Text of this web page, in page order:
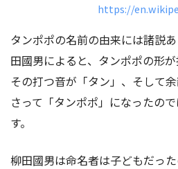
https://
タンポポの名前の由来には諸説
田國男によると、タンポポの形が
その打つ音が「タン」、そして
さって「タンポポ」になったの
す。
柳田國男は命名者は子どもだっ